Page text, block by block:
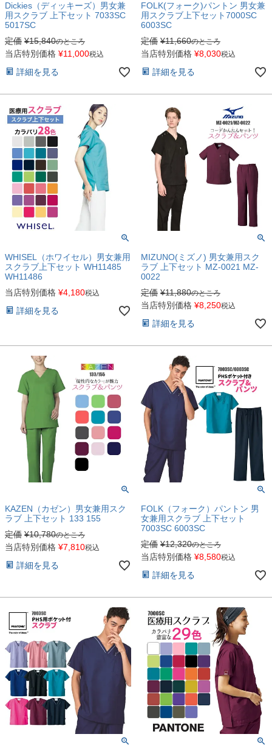
Dickies（ディッキーズ）男女兼
用スクラブ 上下セット 7033SC
5017SC
定価 ¥15,840のところ
当店特別価格 ¥11,000税込
詳細を見る
FOLK(フォーク)パントン 男女兼
用スクラブ上下セット7000SC
6003SC
定価 ¥11,660のところ
当店特別価格 ¥8,030税込
詳細を見る
WHISEL（ホワイセル）男女兼用
スクラブ上下セット WH11485
WH11486
当店特別価格 ¥4,180税込
詳細を見る
MIZUNO(ミズノ) 男女兼用スク
ラブ 上下セット MZ-0021 MZ-
0022
定価 ¥11,880のところ
当店特別価格 ¥8,250税込
詳細を見る
KAZEN（カゼン）男女兼用スク
ラブ 上下セット 133 155
定価 ¥10,780のところ
当店特別価格 ¥7,810税込
詳細を見る
FOLK（フォーク）パントン 男
女兼用スクラブ 上下セット
7003SC 6003SC
定価 ¥12,320のところ
当店特別価格 ¥8,580税込
詳細を見る